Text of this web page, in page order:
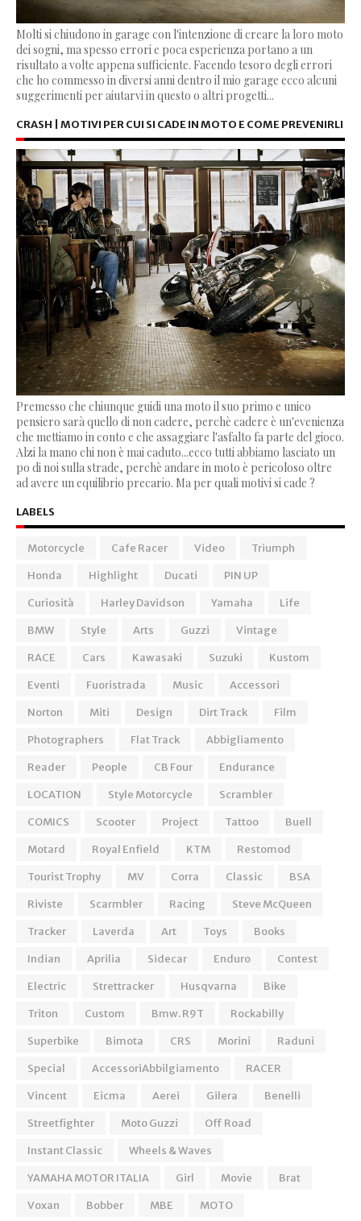
Molti si chiudono in garage con l'intenzione di creare la loro moto
dei sogni, ma spesso errori e poca esperienza portano a un
risultato a volte appena sufficiente. Facendo tesoro degli errori
che ho commesso in diversi anni dentro il mio garage ecco alcuni
suggerimenti per aiutarvi in questo o altri progetti...
CRASH | MOTIVI PER CUI SI CADE IN MOTO E COME PREVENIRLI
Premesso che chiunque guidi una moto il suo primo e unico
pensiero sarà quello di non cadere, perchè cadere è un'evenienza
che mettiamo in conto e che assaggiare l'asfalto fa parte del gioco.
Alzi la mano chi non è mai caduto...ecco tutti abbiamo lasciato un
po di noi sulla strade, perchè andare in moto è pericoloso oltre
ad avere un equilibrio precario. Ma per quali motivi si cade ?
LABELS
Motorcycle Cafe Racer Video
Triumph
Honda
Highlight Ducati
PIN UP
Curiosità
Harley Davidson Yamaha
Life
BMW
Style Arts Guzzi
Vintage
RACE
Cars Kawasaki Suzuki
Kustom
Eventi
Fuoristrada Music
Accessori
Norton
Miti Design Dirt Track
Film
Photographers
Flat Track
Abbigliamento
Reader
People CB Four
Endurance
LOCATION
Style Motorcycle
Scrambler
COMICS
Scooter Project Tattoo
Buell
Motard
Royal Enfield KTM
Restomod
Tourist Trophy
MV Corra Classic
BSA
Riviste
Scarmbler Racing
Steve McQueen
Tracker
Laverda Art Toys
Books
Indian
Aprilia Sidecar Enduro
Contest
Electric
Strettracker Husqvarna
Bike
Triton
Custom Bmw. R9T
Rockabilly
Superbike
Bimota CRS Morini
Raduni
Special
AccessoriAbbilgiamento
RACER
Vincent
Eicma Aerei Gilera
Benelli
Streetfighter
Moto Guzzi
Off Road
Instant Classic
Wheels & Waves
YAMAHA MOTOR ITALIA
Girl Movie
Brat
Voxan
Bobber MBE
MOTO